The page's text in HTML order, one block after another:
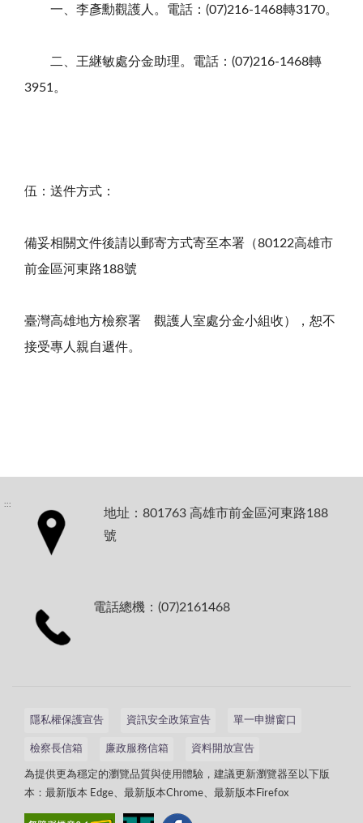
一、李彥勳觀護人。電話：(07)216-1468轉3170。
二、王継敏處分金助理。電話：(07)216-1468轉
3951。
伍：送件方式：
備妥相關文件後請以郵寄方式寄至本署（80122高雄市
前金區河東路188號
臺灣高雄地方檢察署 觀護人室處分金小組收），恕不
接受專人親自遞件。
:::
地址：801763 高雄市前金區河東路188
號
電話總機：(07)2161468
隱私權保護宣告 資訊安全政策宣告 單一申辦窗口
檢察長信箱 廉政服務信箱 資料開放宣告
為提供更為穩定的瀏覽品質與使用體驗，建議更新瀏覽器至以下版
本：最新版本 Edge、最新版本Chrome、最新版本Firefox